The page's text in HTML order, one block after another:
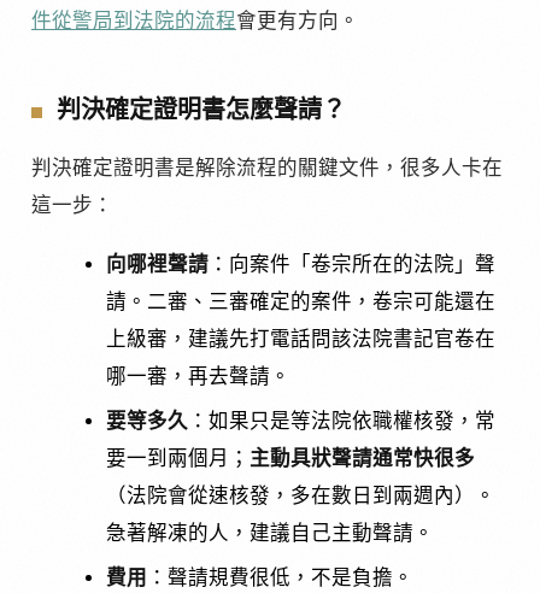
件從警局到法院的流程會更有方向。
判決確定證明書怎麼聲請？
判決確定證明書是解除流程的關鍵文件，很多人卡在
這一步：
向哪裡聲請 ：向案件「卷宗所在的法院」聲
請。二審、三審確定的案件，卷宗可能還在
上級審，建議先打電話問該法院書記官卷在
哪一審，再去聲請。
要等多久 ：如果只是等法院依職權核發，常
要一到兩個月； 主動具狀聲請通常快很多
（法院會從速核發，多在數日到兩週內）。
急著解凍的人，建議自己主動聲請。
費用 ：聲請規費很低，不是負擔。